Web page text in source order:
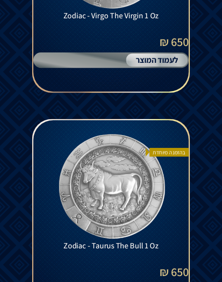
Zodiac - Virgo The Virgin 1 Oz
650 ₪
לעמוד המוצר
בהזמנה מיוחדת
Zodiac - Taurus The Bull 1 Oz
650 ₪